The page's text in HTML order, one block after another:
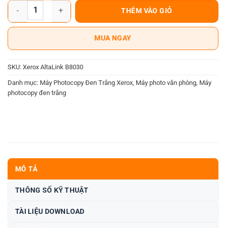
Máy Photocopy Xerox AltaLink B8030 số lượng
THÊM VÀO GIỎ
MUA NGAY
SKU: Xerox AltaLink B8030
Danh mục: Máy Photocopy Đen Trắng Xerox Máy photo văn phòng Máy
photocopy đen trắng
MÔ TẢ
THÔNG SỐ KỸ THUẬT
TÀI LIỆU DOWNLOAD